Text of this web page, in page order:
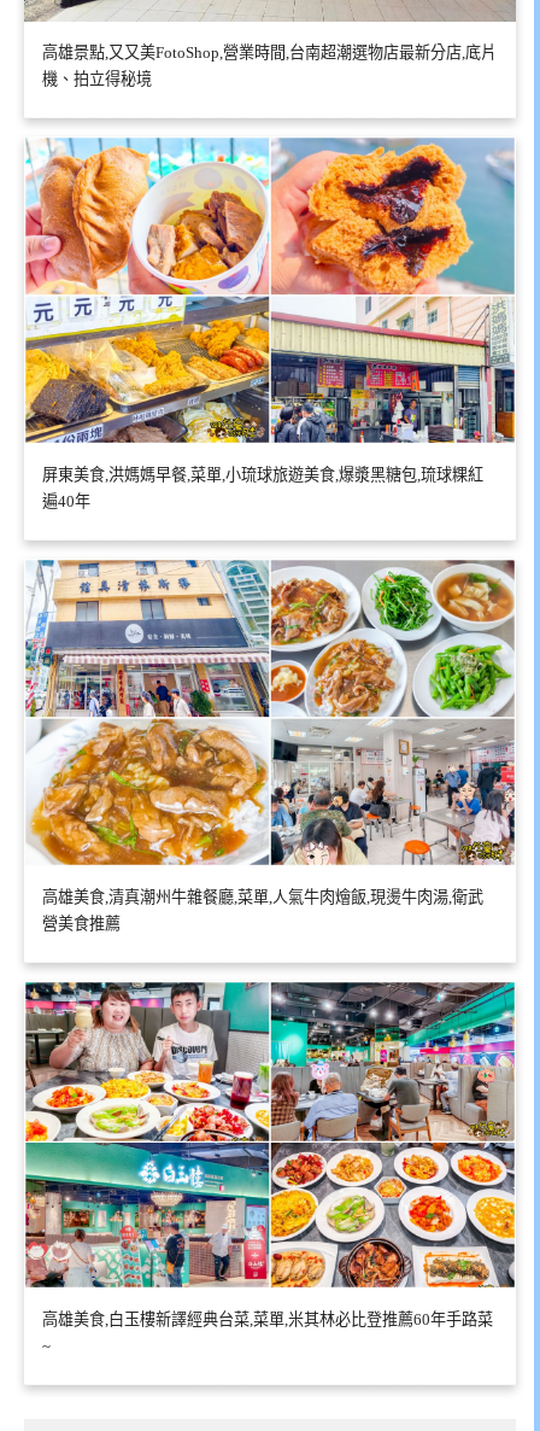
高雄景點,又又美FotoShop,營業時間,台南超潮選物店最新分店,底片
機、拍立得秘境
屏東美食,洪媽媽早餐,菜單,小琉球旅遊美食,爆漿黑糖包,琉球粿紅
遍40年
高雄美食,清真潮州牛雜餐廳,菜單,人氣牛肉燴飯,現燙牛肉湯,衛武
營美食推薦
高雄美食,白玉樓新譯經典台菜,菜單,米其林必比登推薦60年手路菜
~